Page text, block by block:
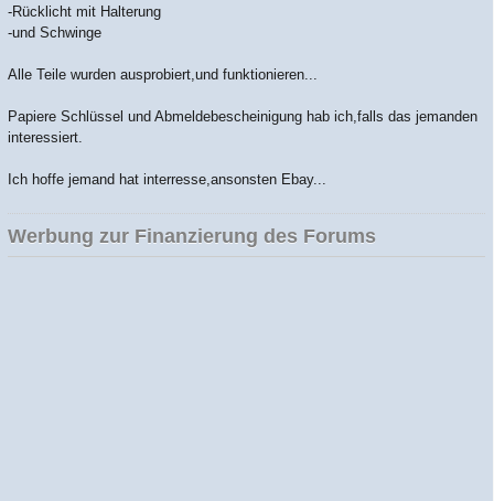
-Rücklicht mit Halterung
-und Schwinge
Alle Teile wurden ausprobiert,und funktionieren...
Papiere Schlüssel und Abmeldebescheinigung hab ich,falls das jemanden
interessiert.
Ich hoffe jemand hat interresse,ansonsten Ebay...
Werbung zur Finanzierung des Forums